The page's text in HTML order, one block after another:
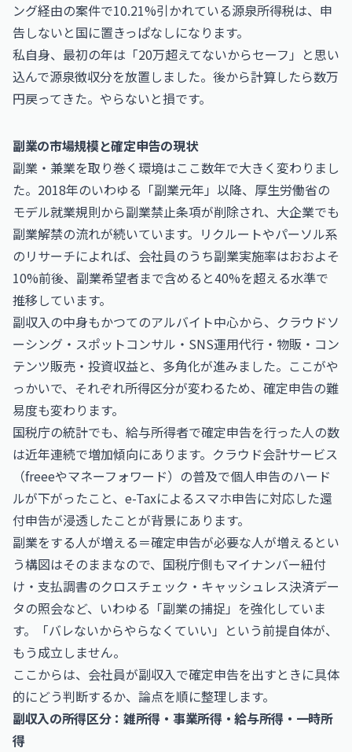
ング経由の案件で10.21%引かれている源泉所得税は、申
告しないと国に置きっぱなしになります。
私自身、最初の年は「20万超えてないからセーフ」と思い
込んで源泉徴収分を放置しました。後から計算したら数万
円戻ってきた。やらないと損です。
副業の市場規模と確定申告の現状
副業・兼業を取り巻く環境はここ数年で大きく変わりまし
た。2018年のいわゆる「副業元年」以降、厚生労働省の
モデル就業規則から副業禁止条項が削除され、大企業でも
副業解禁の流れが続いています。リクルートやパーソル系
のリサーチによれば、会社員のうち副業実施率はおおよそ
10%前後、副業希望者まで含めると40%を超える水準で
推移しています。
副収入の中身もかつてのアルバイト中心から、クラウドソ
ーシング・スポットコンサル・SNS運用代行・物販・コン
テンツ販売・投資収益と、多角化が進みました。ここがや
っかいで、それぞれ所得区分が変わるため、確定申告の難
易度も変わります。
国税庁の統計でも、給与所得者で確定申告を行った人の数
は近年連続で増加傾向にあります。クラウド会計サービス
（freeeやマネーフォワード）の普及で個人申告のハード
ルが下がったこと、e-Taxによるスマホ申告に対応した還
付申告が浸透したことが背景にあります。
副業をする人が増える＝確定申告が必要な人が増えるとい
う構図はそのままなので、国税庁側もマイナンバー紐付
け・支払調書のクロスチェック・キャッシュレス決済デー
タの照会など、いわゆる「副業の捕捉」を強化していま
す。「バレないからやらなくていい」という前提自体が、
もう成立しません。
ここからは、会社員が副収入で確定申告を出すときに具体
的にどう判断するか、論点を順に整理します。
副収入の所得区分：雑所得・事業所得・給与所得・一時所
得